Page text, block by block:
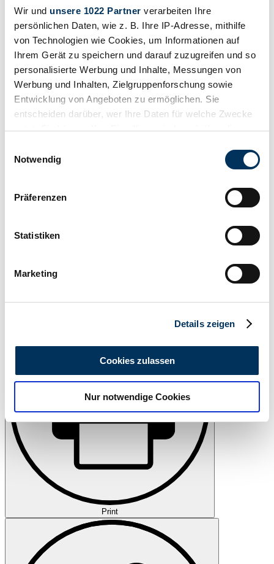
Wir und unsere 1022 Partner verarbeiten Ihre
persönlichen Daten, wie z. B. Ihre IP-Adresse, mithilfe
von Technologien wie Cookies, um Informationen auf
Ihrem Gerät zu speichern und darauf zuzugreifen und so
personalisierte Werbung und Inhalte, Messungen von
Werbung und Inhalten, Zielgruppenforschung sowie
Entwicklung von Angeboten zu ermöglichen. Sie
entscheiden darüber, wer Ihre Daten für welche Zwecke
nutzt. Sie können Ihre Einwilligung jederzeit über die
Trigger Symbol ändern oder widerrufen
Informationen über Ihre geografische Lage
können
bestimmten Merkmalen (Fingerprinting) identifizieren
Erfahren Sie mehr darüber, wie Ihre persönlichen Daten
analysieren. Außerdem geben wir Informationen zu Ihrer
Verwendung unserer Website an unsere Partner für
soziale Medien, Werbung und Analysen weiter. Unsere
Partner führen diese Informationen möglicherweise mit
weiteren Daten zusammen, die Sie ihnen bereitgestellt
haben oder die sie im Rahmen Ihrer Nutzung der Dienste
gesammelt haben.Datenschutzerklärung
Notwendig
Präferenzen
Statistiken
Marketing
Details zeigen
Cookies zulassen
Nur notwendige Cookies
Message Call
1943 | Volkswagen KdF-Wagen
VW Typ 82E – KDF-Wagen (1943) - Hermann-Walter Collection
Call Message
Print